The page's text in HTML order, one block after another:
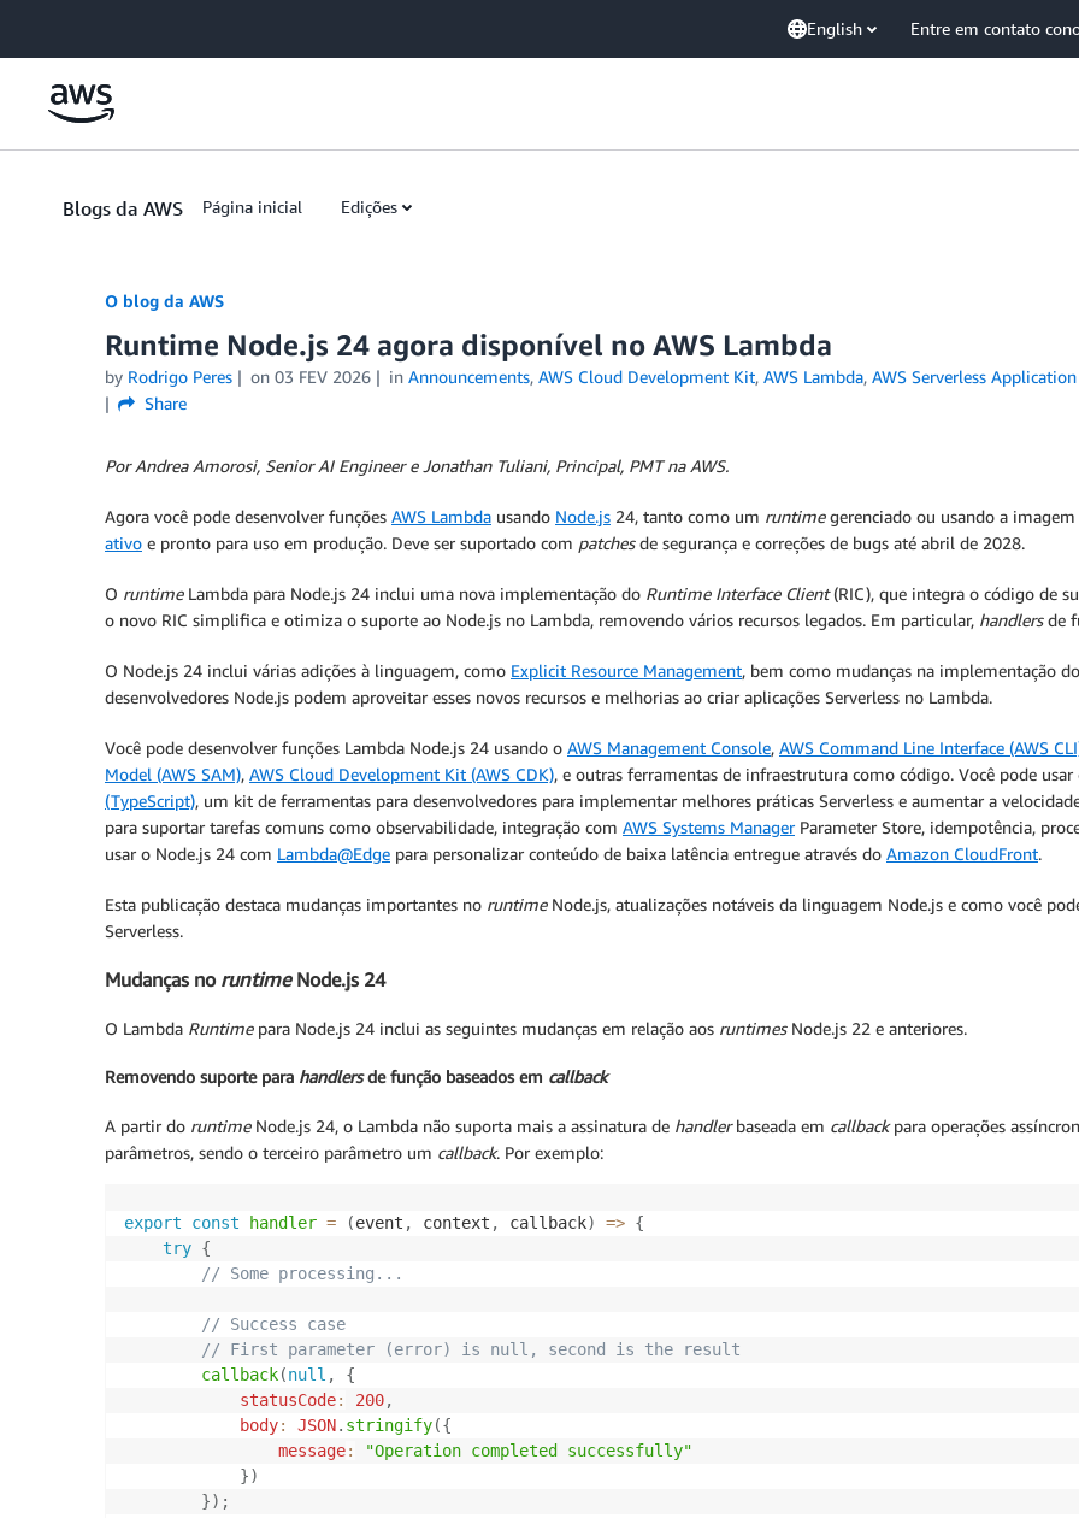
English Entre em contato
Blogs da AWS Página inicial Edições
O blog da AWS
Runtime Node.js 24 agora disponível no AWS Lambda
by Rodrigo Peres on 03 FEV 2026 in Announcements, AWS Cloud Development Kit, AWS Lambda, AWS Serverless
Share
Por Andrea Amorosi, Senior AI Engineer e Jonathan Tuliani, Principal, PMT na AWS.
Agora você pode desenvolver funções AWS Lambda usando Node.js 24, tanto como um runtimegerenciado ou usando a
ativo e pronto para uso em produção. Deve ser suportado com patchesde segurança e correções de bugs até abril de 2028.
O runtimeLambda para Node.js 24 inclui uma nova implementação do Runtime Interface Client(RIC), que integra o código de
o novo RIC simplifica e otimiza o suporte ao Node.js no Lambda, removendo vários recursos legados. Em particular, handlersde
O Node.js 24 inclui várias adições à linguagem, como Explicit Resource Management, bem como mudanças na implementação
desenvolvedores Node.js podem aproveitar esses novos recursos e melhorias ao criar aplicações Serverless no Lambda.
Você pode desenvolver funções Lambda Node.js 24 usando o AWS Management Console, AWS Command Line Interface (AWS
Model (AWS SAM), AWS Cloud Development Kit (AWS CDK), e outras ferramentas de infraestrutura como código. Você pode
(TypeScript), um kit de ferramentas para desenvolvedores para implementar melhores práticas Serverless e aumentar a
para suportar tarefas comuns como observabilidade, integração com AWS Systems ManagerParameter Store, idempotência,
usar o Node.js 24 com Lambda@Edge para personalizar conteúdo de baixa latência entregue através do Amazon CloudFront.
Esta publicação destaca mudanças importantes no runtimeNode.js, atualizações notáveis da linguagem Node.js e como você
Serverless.
Mudanças no runtimeNode.js 24
O Lambda Runtimepara Node.js 24 inclui as seguintes mudanças em relação aos runtimesNode.js 22 e anteriores.
Removendo suporte para handlersde função baseados em callback
A partir do runtimeNode.js 24, o Lambda não suporta mais a assinatura de handlerbaseada em callbackpara operações
parâmetros, sendo o terceiro parâmetro um callback. Por exemplo:
export const handler = (event , context , callback) => {
try {
// Some processing...
// Success case
// First parameter (error) is null, second is the result
callback(null ,
{
statusCode: 200,
body: JSON. stringify({
message:
"Operation completed successfully"
})
}) ;